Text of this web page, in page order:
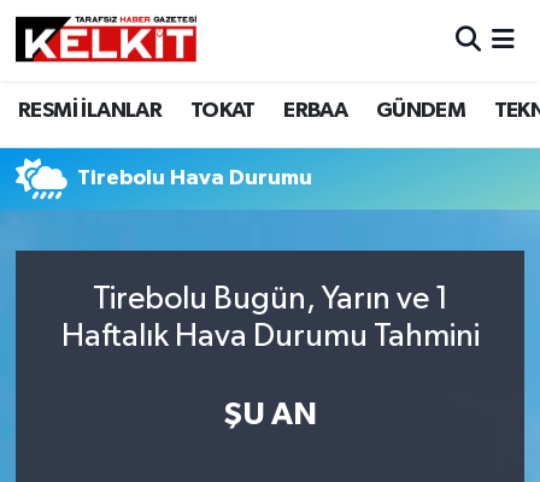
RESMİ İLANLAR TOKAT ERBAA GÜNDEM
Tirebolu Hava Durumu
Tirebolu Bugün, Yarın ve 1
Haftalık Hava Durumu Tahmini
ŞU AN